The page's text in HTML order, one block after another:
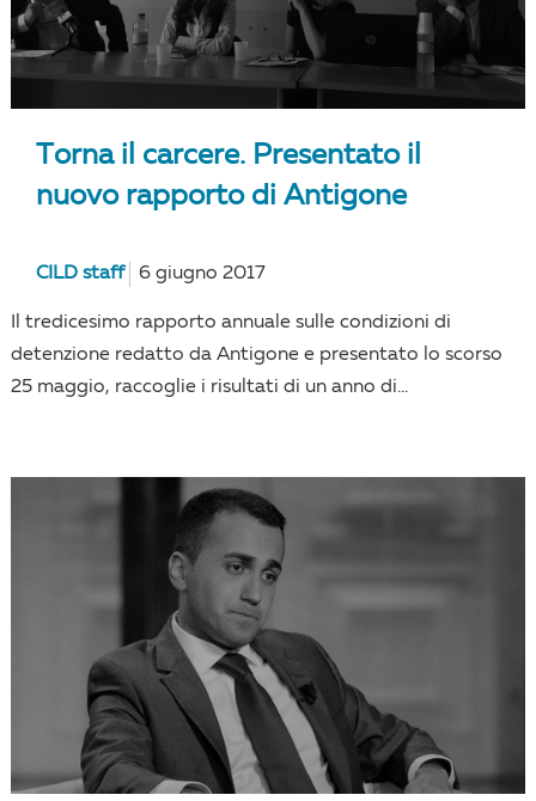
Torna il carcere. Presentato il
nuovo rapporto di Antigone
CILD staff 6 giugno 2017
Il tredicesimo rapporto annuale sulle condizioni di
detenzione redatto da Antigone e presentato lo scorso
25 maggio, raccoglie i risultati di un anno di...